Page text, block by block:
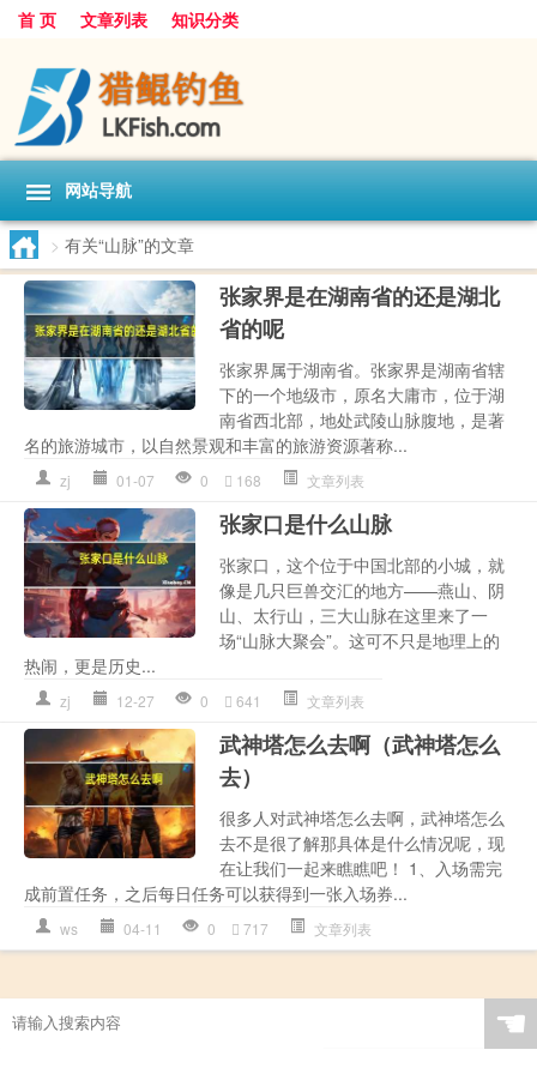
首 页 文章列表 知识分类
网站导航
> 有关“山脉”的文章
张家界是在湖南省的还是湖北
省的呢
张家界属于湖南省。张家界是湖南省辖
下的一个地级市，原名大庸市，位于湖
南省西北部，地处武陵山脉腹地，是著
名的旅游城市，以自然景观和丰富的旅游资源著称...
zj 01-07 0 168 文章列表
张家口是什么山脉
张家口，这个位于中国北部的小城，就
像是几只巨兽交汇的地方——燕山、阴
山、太行山，三大山脉在这里来了一
场“山脉大聚会”。这可不只是地理上的
热闹，更是历史...
zj 12-27 0 641 文章列表
武神塔怎么去啊（武神塔怎么
去）
很多人对武神塔怎么去啊，武神塔怎么
去不是很了解那具体是什么情况呢，现
在让我们一起来瞧瞧吧！ 1、入场需完
成前置任务，之后每日任务可以获得到一张入场券...
ws 04-11 0 717 文章列表
☚